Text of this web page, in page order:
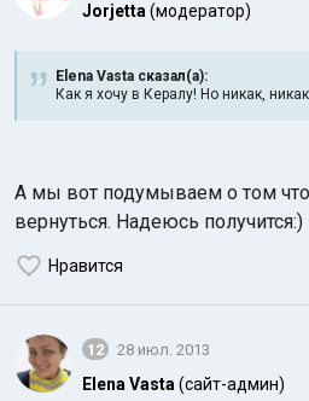
Jorjetta (модератор)
Elena Vasta сказал(а):
Как я хочу в Кералу! Но никак,
А мы вот подумываем о том
вернуться. Надеюсь получится:)
Нравится
12 28 июл. 2013
Elena Vasta (сайт-админ)